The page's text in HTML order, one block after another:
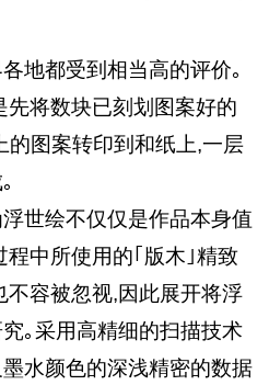
地都受到相当高的评价｡
将数块已刻划图案好的
的图案转印到和纸上,一层
世绘不仅仅是作品本身值
中所使用的｢版木｣精致
容被忽视,因此展开将浮
｡采用高精细的扫描技术
水颜色的深浅精密的数据